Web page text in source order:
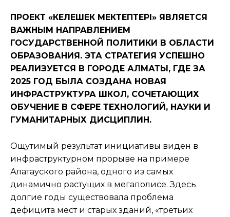
ПРОЕКТ «КЕЛЕШЕК МЕКТЕПТЕРІ» ЯВЛЯЕТСЯ
ВАЖНЫМ НАПРАВЛЕНИЕМ
ГОСУДАРСТВЕННОЙ ПОЛИТИКИ В ОБЛАСТИ
ОБРАЗОВАНИЯ. ЭТА СТРАТЕГИЯ УСПЕШНО
РЕАЛИЗУЕТСЯ В ГОРОДЕ АЛМАТЫ, ГДЕ ЗА
2025 ГОД БЫЛА СОЗДАНА НОВАЯ
ИНФРАСТРУКТУРА ШКОЛ, СОЧЕТАЮЩИХ
ОБУЧЕНИЕ В СФЕРЕ ТЕХНОЛОГИЙ, НАУКИ И
ГУМАНИТАРНЫХ ДИСЦИПЛИН.
Ощутимый результат инициативы виден в
инфраструктурном прорыве на примере
Алатауского района, одного из самых
динамично растущих в мегаполисе. Здесь
долгие годы существовала проблема
дефицита мест и старых зданий, «третьих